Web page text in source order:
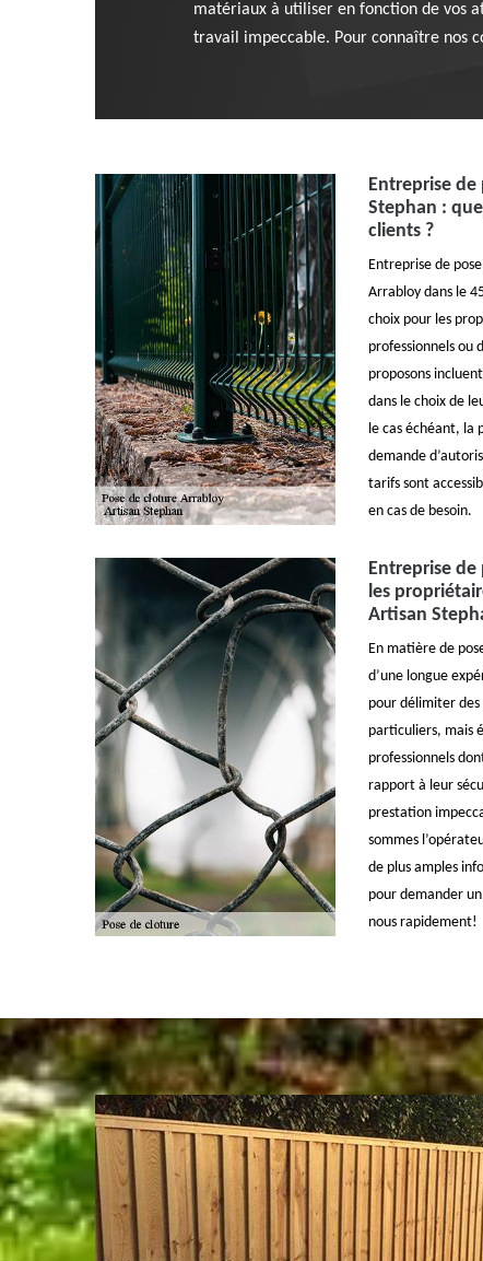
matériaux à utiliser en fonction de vos
travail impeccable. Pour connaître nos
Entreprise
Stephan :
clients ?
Entreprise de
Arrabloy dans le
choix pour les
professionnels ou
proposons
dans le choix de
le cas échéant, la
demande
tarifs sont
en cas de besoin.
Entreprise
les
Artisan
En matière de
d’une longue
pour délimiter
particuliers, mais
professionnels
rapport à leur
prestation
sommes
de plus amples
pour demander
nous rapidement!